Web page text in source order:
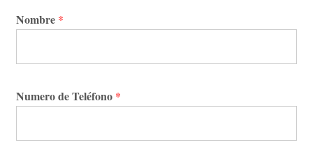
Nombre *
Numero de Teléfono *